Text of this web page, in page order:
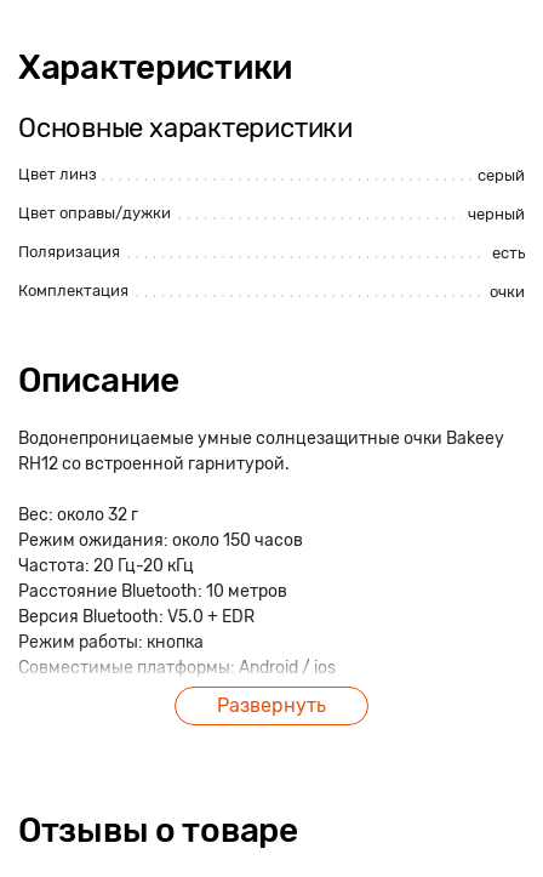
Характеристики
Основные характеристики
Цвет линз серый
Цвет оправы/дужки черный
Поляризация есть
Комплектация очки
Описание
Водонепроницаемые умные солнцезащитные очки Bakeey
RH12 со встроенной гарнитурой.
Вес: около 32 г
Режим ожидания: около 150 часов
Частота: 20 Гц-20 кГц
Расстояние Bluetooth: 10 метров
Версия Bluetooth: V5.0 + EDR
Режим работы: кнопка
Совместимые платформы: Android / ios
Входное напряжение: 5 В / 500 мА постоянного тока (макс.)
Время непрерывного разговора: около 4-5 часов
Воспроизведение музыки: около 3-4 часов
Мощность наушников: 32 / 0,5 Вт
Развернуть
Отзывы о товаре